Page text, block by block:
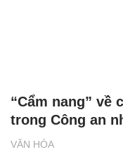
VĂN HÓA
“Cẩm nang” về
trong Công an